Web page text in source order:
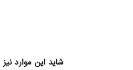
شاید این موارد